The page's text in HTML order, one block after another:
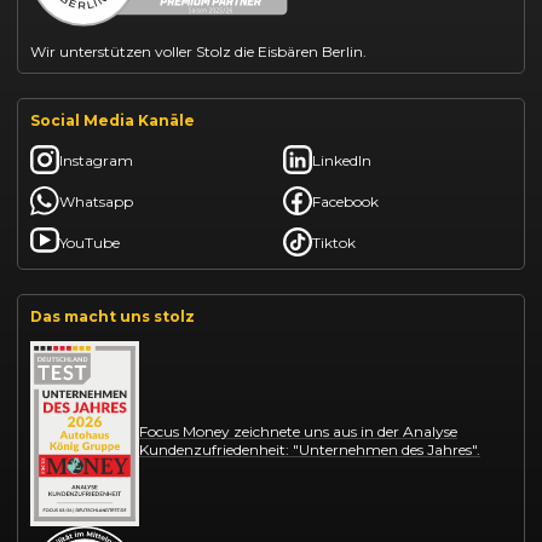
Wir unterstützen voller Stolz die Eisbären Berlin.
Social Media Kanäle
Instagram LinkedIn
Whatsapp Facebook
YouTube Tiktok
Das macht uns stolz
Focus Money zeichnete uns aus in der Analyse
Kundenzufriedenheit: "Unternehmen des Jahres".